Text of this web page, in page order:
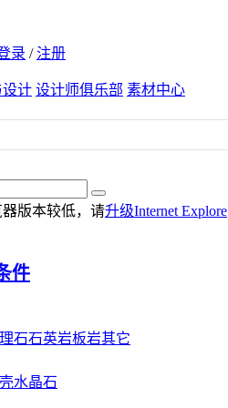
录 /注册
计 设计师俱乐部 素材中心
版本较低，请升级Internet Explore
件
石石英岩板岩其它
水晶石